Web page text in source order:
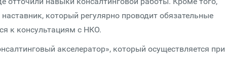
который регулярно проводит обязательные
к консультациям с НКО.
акселератор», который осуществляется при